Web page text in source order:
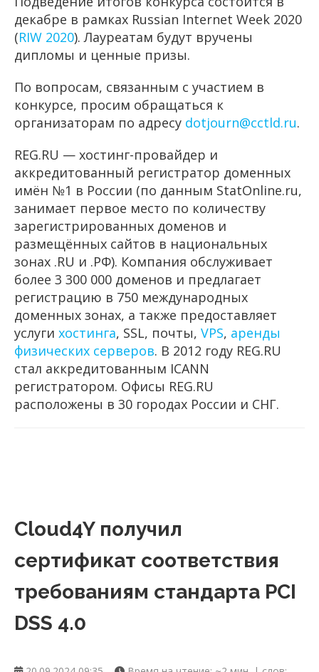
декабре в рамках Russian Internet Week 2020
(RIW 2020). Лауреатам будут вручены
дипломы и ценные призы.
По вопросам, связанным с участием в
конкурсе, просим обращаться к
организаторам по адресу dotjourn@cctld.ru.
REG.RU — хостинг-провайдер и
аккредитованный регистратор доменных
имён №1 в России (по данным StatOnline.ru,
занимает первое место по количеству
зарегистрированных доменов и
размещённых сайтов в национальных
зонах .RU и .РФ). Компания обслуживает
более 3 300 000 доменов и предлагает
регистрацию в 750 международных
доменных зонах, а также предоставляет
услуги хостинга, SSL, почты, VPS, аренды
физических серверов. В 2012 году REG.RU
стал аккредитованным ICANN
регистратором. Офисы REG.RU
расположены в 30 городах России и СНГ.
Cloud4Y получил
сертификат соответствия
требованиям стандарта PCI
DSS 4.0